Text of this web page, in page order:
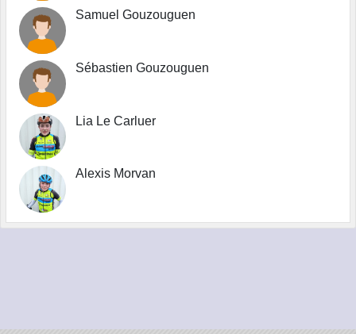
Samuel Gouzouguen
Sébastien Gouzouguen
Lia Le Carluer
Alexis Morvan